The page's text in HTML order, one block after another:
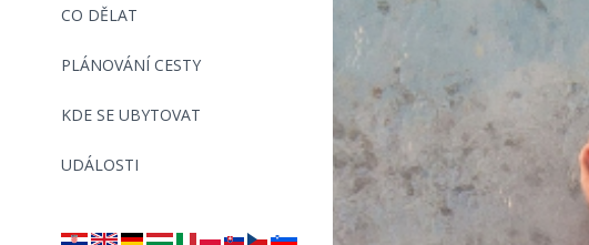
CO DĚLAT
PLÁNOVÁNÍ CESTY
KDE SE UBYTOVAT
UDÁLOSTI